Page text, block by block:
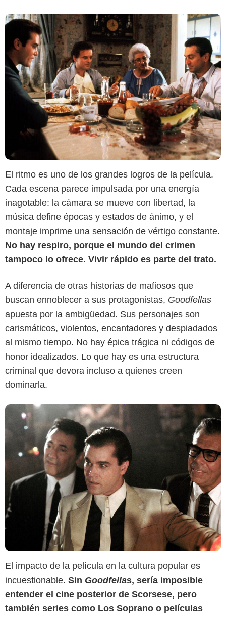
El ritmo es uno de los grandes logros de la película.
Cada escena parece impulsada por una energía
inagotable: la cámara se mueve con libertad, la
música define épocas y estados de ánimo, y el
montaje imprime una sensación de vértigo constante.
No hay respiro, porque el mundo del crimen
tampoco lo ofrece. Vivir rápido es parte del trato.
A diferencia de otras historias de mafiosos que
buscan ennoblecer a sus protagonistas, Goodfellas
apuesta por la ambigüedad. Sus personajes son
carismáticos, violentos, encantadores y despiadados
al mismo tiempo. No hay épica trágica ni códigos de
honor idealizados. Lo que hay es una estructura
criminal que devora incluso a quienes creen
dominarla.
Netflix
El impacto de la película en la cultura popular es
incuestionable. Sin Goodfellas, sería imposible
entender el cine posterior de Scorsese, pero
también series como Los Soprano o películas